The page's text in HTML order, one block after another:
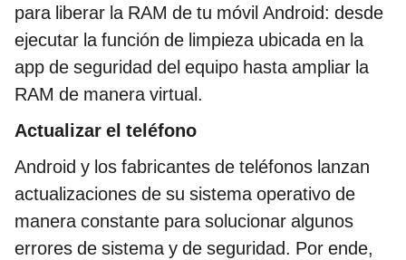
para liberar la RAM de tu móvil Android: desde
ejecutar la función de limpieza ubicada en la
app de seguridad del equipo hasta ampliar la
RAM de manera virtual.
Actualizar el teléfono
Android y los fabricantes de teléfonos lanzan
actualizaciones de su sistema operativo de
manera constante para solucionar algunos
errores de sistema y de seguridad. Por ende,